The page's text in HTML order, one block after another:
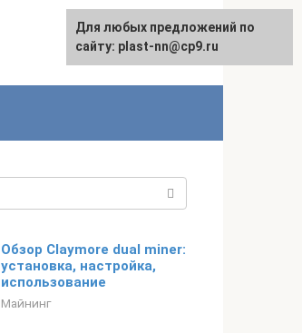
Обзор Claymore dual miner:
установка, настройка,
использование
Майнинг
Для любых предложений по
сайту: plast-nn@cp9.ru